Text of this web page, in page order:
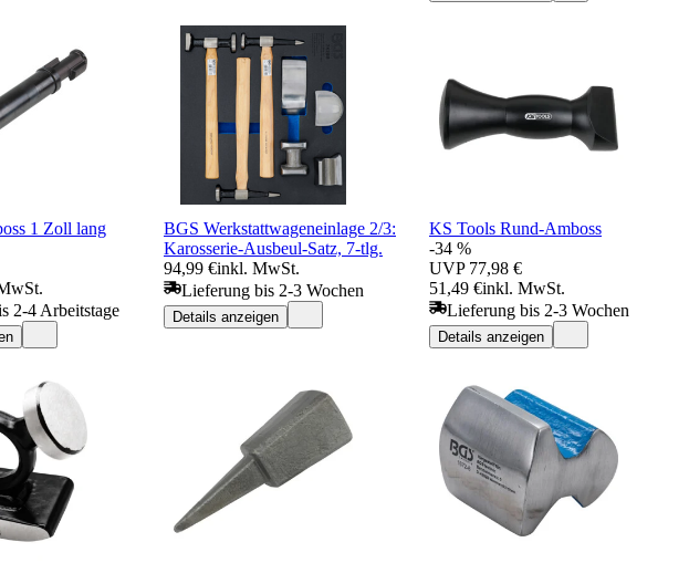
1 Zoll lang
2-4 Arbeitstage
BGS Werkstattwageneinlage 2/3:
Karosserie-Ausbeul-Satz, 7-tlg.
94,99 €inkl. MwSt.
Lieferung bis 2-3 Wochen
Details anzeigen
KS Tools Rund-Amboss
-34 %
UVP 77,98 €
51,49 €inkl. MwSt.
Lieferung bis 2-3 Wochen
Details anzeigen